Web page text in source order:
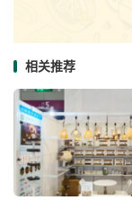
相关推荐